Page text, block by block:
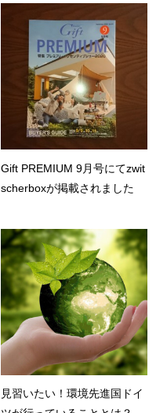
Gift PREMIUM 9月号にてzwit
scherboxが掲載されました
見習いたい！環境先進国ドイ